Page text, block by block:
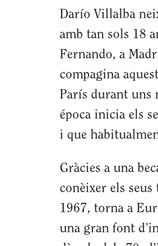
Darío Villalba
amb tan sols 18
Fernando, a
compagina
París durant uns
época inicia els
i que
Gràcies a una
conèixer els
1967, torna a
una gran font